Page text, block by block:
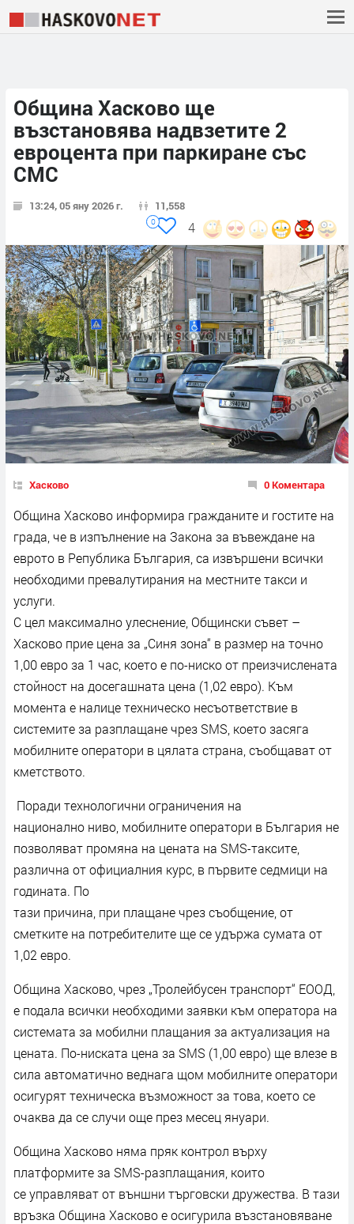
Община Хасково ще
възстановява надвзетите 2
евроцента при паркиране със
СМС
13:24, 05 яну 2026 г. 11,558
4
0
Хасково 0 Коментара
Община Хасково информира гражданите и гостите на
града, че в изпълнение на Закона за въвеждане на
еврото в Република България, са извършени всички
необходими превалутирания на местните такси и
услуги.
С цел максимално улеснение, Общински съвет –
Хасково прие цена за „Синя зона“ в размер на точно
1,00 евро за 1 час, което е по-ниско от преизчислената
стойност на досегашната цена (1,02 евро). Към
момента е налице техническо несъответствие в
системите за разплащане чрез SMS, което засяга
мобилните оператори в цялата страна, съобщават от
кметството.
Поради технологични ограничения на
национално ниво, мобилните оператори в България не
позволяват промяна на цената на SMS-таксите,
различна от официалния курс, в първите седмици на
годината. По
тази причина, при плащане чрез съобщение, от
сметките на потребителите ще се удържа сумата от
1,02 евро.
Община Хасково, чрез „Тролейбусен транспорт“ ЕООД,
е подала всички необходими заявки към оператора на
системата за мобилни плащания за актуализация на
цената. По-ниската цена за SMS (1,00 евро) ще влезе в
сила автоматично веднага щом мобилните оператори
осигурят техническа възможност за това, което се
очаква да се случи още през месец януари.
Община Хасково няма пряк контрол върху
платформите за SMS-разплащания, които
се управляват от външни търговски дружества. В тази
връзка Община Хасково е осигурила възстановяване